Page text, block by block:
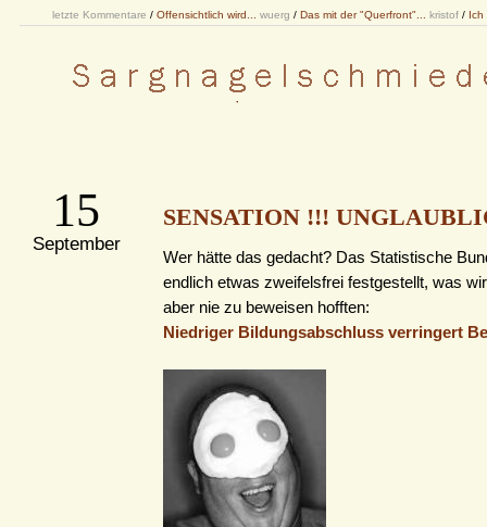
letzte Kommentare / Offensichtlich wird... wuerg / Das mit der "Querfront"... kristof / Ich
15
September
SENSATION !!!
Wer hätte das gedacht? Das Statistische
endlich etwas zweifelsfrei festgestellt, was
aber nie zu beweisen hofften:
Niedriger Bildungsabschluss verringert